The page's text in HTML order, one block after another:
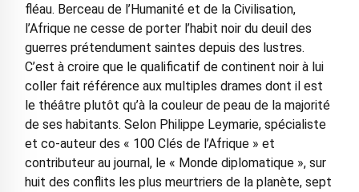
fléau. Berceau de l’Humanité et de la Civilisation,
l’Afrique ne cesse de porter l’habit noir du deuil des
guerres prétendument saintes depuis des lustres.
C’est à croire que le qualificatif de continent noir à lui
coller fait référence aux multiples drames dont il est
le théâtre plutôt qu’à la couleur de peau de la majorité
de ses habitants. Selon Philippe Leymarie, spécialiste
et co-auteur des « 100 Clés de l’Afrique » et
contributeur au journal, le « Monde diplomatique », sur
huit des conflits les plus meurtriers de la planète, sept